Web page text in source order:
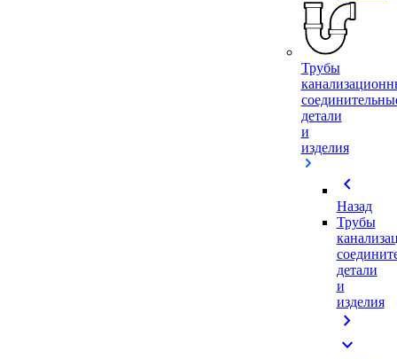
Трубы
детали
и
изделия
chevron_left
Назад
Трубы
детали
и
изделия
chevron_right
expand_more